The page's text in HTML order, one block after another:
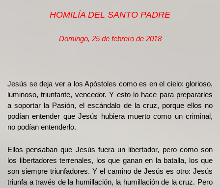
HOMILÍA DEL SANTO PADRE
Domingo, 25 de febrero de 2018
Jesús se deja ver a los Apóstoles como es en el cielo: glorioso,
luminoso, triunfante, vencedor. Y esto lo hace para prepararles
a soportar la Pasión, el escándalo de la cruz, porque ellos no
podían entender que Jesús hubiera muerto como un criminal,
no podían entenderlo.
Ellos pensaban que Jesús fuera un libertador, pero como son
los libertadores terrenales, los que ganan en la batalla, los que
son siempre triunfadores. Y el camino de Jesús es otro: Jesús
triunfa a través de la humillación, la humillación de la cruz. Pero